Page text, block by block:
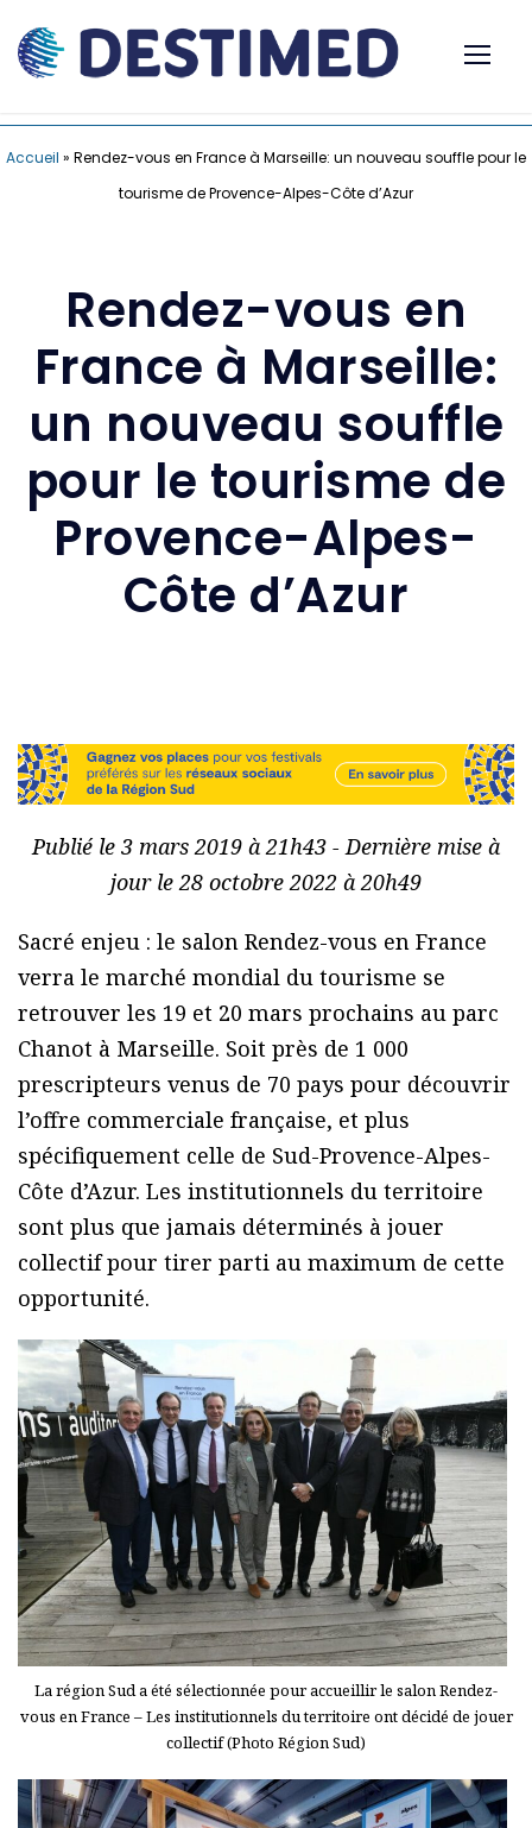
Accueil » Rendez-vous en France à Marseille: un nouveau souffle pour le
tourisme de Provence-Alpes-Côte d’Azur
Rendez-vous en
France à Marseille:
un nouveau souffle
pour le tourisme de
Provence-Alpes-
Côte d’Azur
Publié le 3 mars 2019 à 21h43 - Dernière mise à
jour le 28 octobre 2022 à 20h49
Sacré enjeu : le salon Rendez-vous en France
verra le marché mondial du tourisme se
retrouver les 19 et 20 mars prochains au parc
Chanot à Marseille. Soit près de 1 000
prescripteurs venus de 70 pays pour découvrir
l’offre commerciale française, et plus
spécifiquement celle de Sud-Provence-Alpes-
Côte d’Azur. Les institutionnels du territoire
sont plus que jamais déterminés à jouer
collectif pour tirer parti au maximum de cette
opportunité.
La région Sud a été sélectionnée pour accueillir le salon Rendez-
vous en France – Les institutionnels du territoire ont décidé de jouer
collectif (Photo Région Sud)